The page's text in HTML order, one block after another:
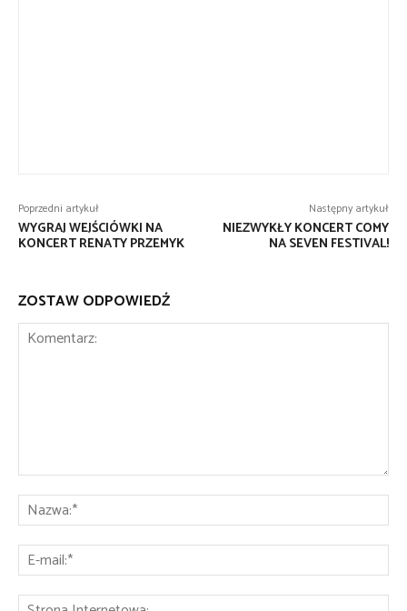
Poprzedni artykuł
WYGRAJ WEJŚCIÓWKI NA
KONCERT RENATY PRZEMYK
Następny artykuł
NIEZWYKŁY KONCERT COMY
NA SEVEN FESTIVAL!
ZOSTAW ODPOWIEDŹ